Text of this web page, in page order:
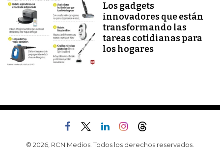
Los gadgets
innovadores que están
transformando las
tareas cotidianas para
los hogares
© 2026, RCN Medios. Todos los derechos reservados.